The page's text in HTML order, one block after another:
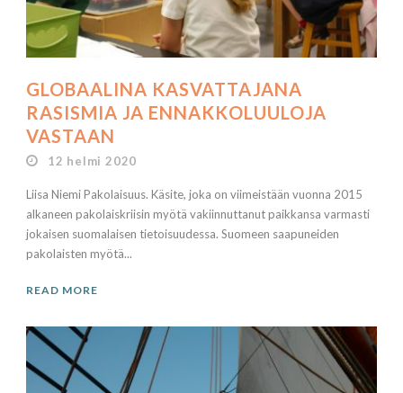
GLOBAALINA KASVATTAJANA
RASISMIA JA ENNAKKOLUULOJA
VASTAAN
12 helmi 2020
Liisa Niemi Pakolaisuus. Käsite, joka on viimeistään vuonna 2015
alkaneen pakolaiskriisin myötä vakiinnuttanut paikkansa varmasti
jokaisen suomalaisen tietoisuudessa. Suomeen saapuneiden
pakolaisten myötä...
READ MORE